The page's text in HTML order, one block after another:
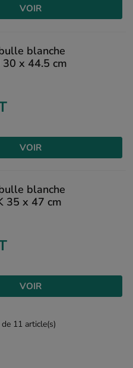
VOIR
blanche
30 x 44.5 cm
VOIR
blanche
35 x 47 cm
VOIR
11 article(s)